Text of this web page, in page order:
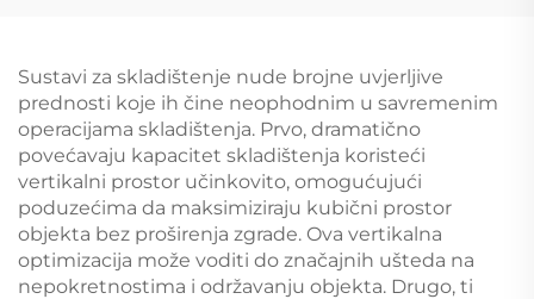
Sustavi za skladištenje nude brojne uvjerljive
prednosti koje ih čine neophodnim u savremenim
operacijama skladištenja. Prvo, dramatično
povećavaju kapacitet skladištenja koristeći
vertikalni prostor učinkovito, omogućujući
poduzećima da maksimiziraju kubični prostor
objekta bez proširenja zgrade. Ova vertikalna
optimizacija može voditi do značajnih ušteda na
nepokretnostima i održavanju objekta. Drugo, ti